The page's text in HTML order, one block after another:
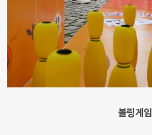
볼링게임